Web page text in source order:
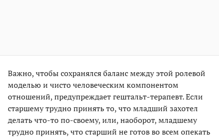
Важно, чтобы сохранялся баланс между этой ролевой
моделью и чисто человеческим компонентом
отношений, предупреждает гештальт-терапевт. Если
старшему трудно принять то, что младший захотел
делать что-то по-своему, или, наоборот, младшему
трудно принять, что старший не готов во всем опекать